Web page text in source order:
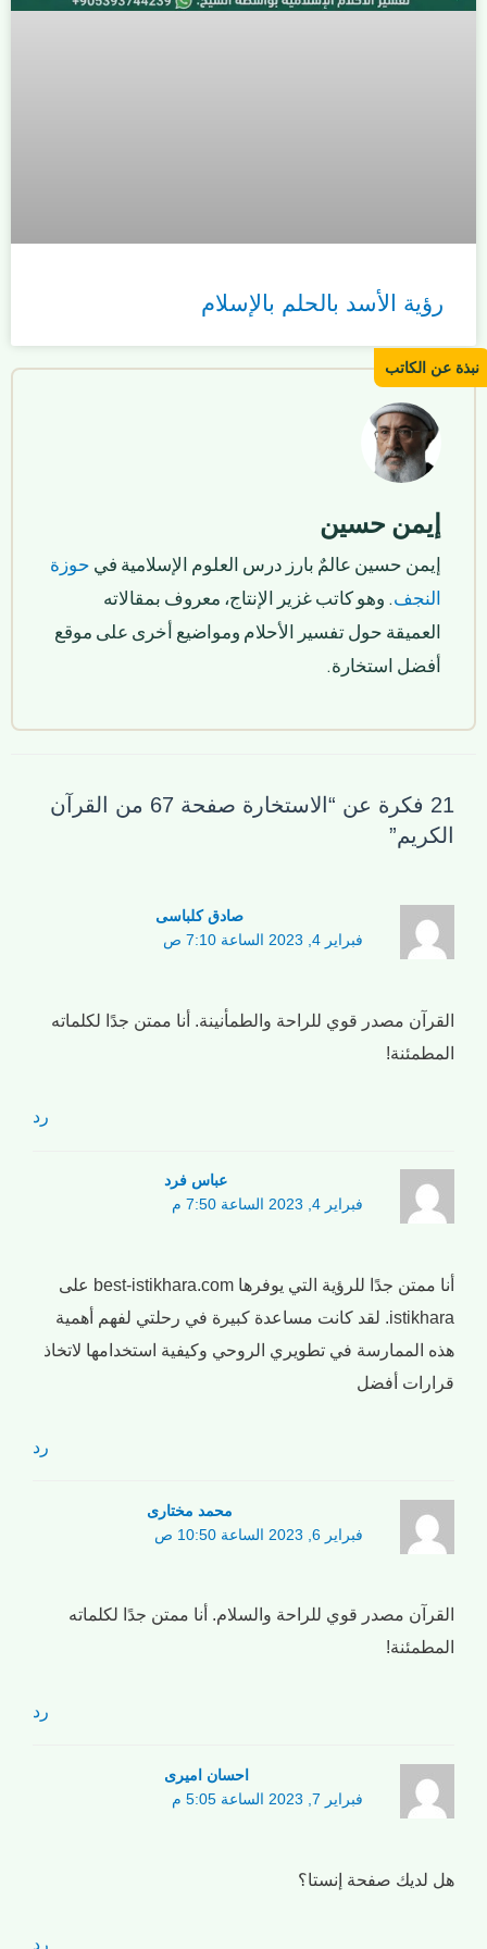
رؤية الأسد بالحلم بالإسلام
إيمن حسين
إيمن حسين عالمٌ بارز درس العلوم الإسلامية في حوزة
النجف. وهو كاتب غزير الإنتاج، معروف بمقالاته
العميقة حول تفسير الأحلام ومواضيع أخرى على موقع
أفضل استخارة.
21 فكرة عن “الاستخارة صفحة 67 من القرآن
الكريم”
صادق کلباسی
فبراير 4, 2023 الساعة 7:10 ص
القرآن مصدر قوي للراحة والطمأنينة. أنا ممتن جدًا لكلماته
المطمئنة!
رد
عباس فرد
فبراير 4, 2023 الساعة 7:50 م
أنا ممتن جدًا للرؤية التي يوفرها best-istikhara.com على
istikhara. لقد كانت مساعدة كبيرة في رحلتي لفهم أهمية
هذه الممارسة في تطويري الروحي وكيفية استخدامها لاتخاذ
قرارات أفضل
رد
محمد مختاری
فبراير 6, 2023 الساعة 10:50 ص
القرآن مصدر قوي للراحة والسلام. أنا ممتن جدًا لكلماته
المطمئنة!
رد
احسان امیری
فبراير 7, 2023 الساعة 5:05 م
هل لديك صفحة إنستا؟
رد